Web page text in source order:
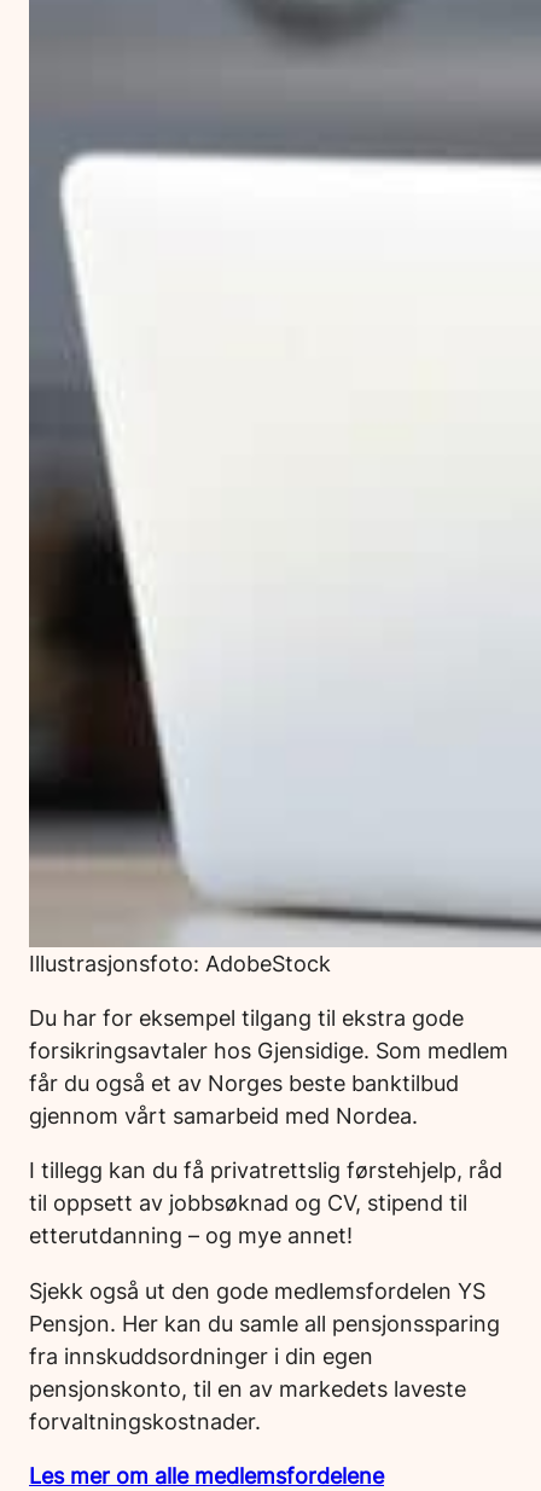
Illustrasjonsfoto: AdobeStock
Du har for eksempel tilgang til ekstra gode
forsikringsavtaler hos Gjensidige. Som medlem
får du også et av Norges beste banktilbud
gjennom vårt samarbeid med Nordea.
I tillegg kan du få privatrettslig førstehjelp, råd
til oppsett av jobbsøknad og CV, stipend til
etterutdanning – og mye annet!
Sjekk også ut den gode medlemsfordelen YS
Pensjon. Her kan du samle all pensjonssparing
fra innskuddsordninger i din egen
pensjonskonto, til en av markedets laveste
forvaltningskostnader.
Les mer om alle medlemsfordelene